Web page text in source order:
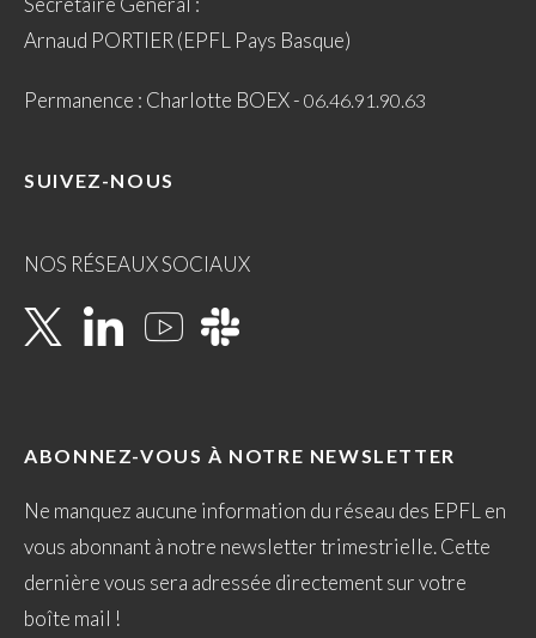
Arnaud PORTIER (EPFL Pays Basque)
Permanence : Charlotte BOEX -06.46.91.90.63
SUIVEZ-NOUS
NOS RÉSEAUX SOCIAUX
ABONNEZ-VOUS À NOTRE NEWSLETTER
Ne manquez aucune information du réseau des EPFL en
vous abonnant à notre newsletter trimestrielle. Cette
dernière vous sera adressée directement sur votre
boîte mail !